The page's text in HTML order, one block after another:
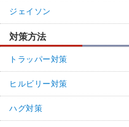
ジェイソン
対策方法
トラッパー対策
ヒルビリー対策
ハグ対策